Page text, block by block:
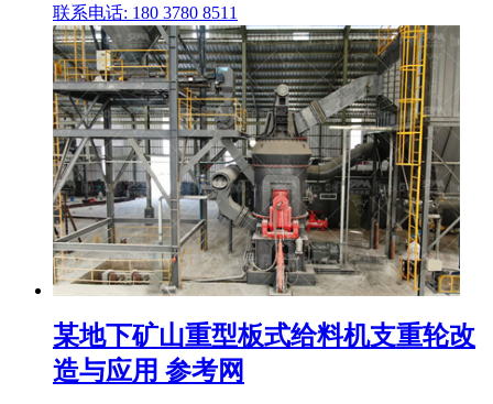
联系电话: 180 3780 8511
某地下矿山重型板式给料机支重轮改
造与应用 参考网